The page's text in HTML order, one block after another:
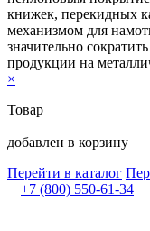
книжек, перекидных
механизмом для
значительно
продукции на
×
Товар
добавлен в корзину
Перейти в каталог
+7 (800) 550-61-34